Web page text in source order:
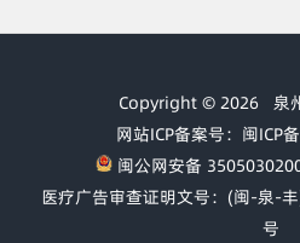
Copyright © 2026 泉
网站ICP备案号：闽ICP
闽公网安备
医疗广告审查证明文号：(闽-泉-
号